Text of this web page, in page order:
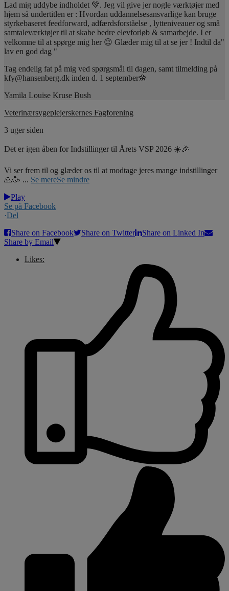
Lad mig uddybe indholdet 💚. Jeg vil give jer nogle værktøjer med
hjem så undertitlen er : Hvordan uddannelsesansvarlige kan bruge
styrkebaseret feedforward, adfærdsforståelse , lytteniveauer og små
samtaleværktøjer til at skabe bedre elevforløb & samarbejde. I er
velkomne til at spørge mig her 😉 Glæder mig til at se jer ! Indtil da"
lav en god dag "
Tag endelig fat på mig ved spørgsmål til dagen, samt tilmelding på
kfy@hansenberg.dk inden d. 1 september🌼
Yamila Louise Kruse Bush
Veterinærsygeplejerskernes Fagforening
3 uger siden
Det er igen åben for Indstillinger til Årets VSP 2026 ☀️🎉
Vi ser frem til og glæder os til at modtage jeres mange indstillinger
🙏🥳 ... Se mereSe mindre
Play
Se på Facebook
·Del
Share on Facebook
Share on Twitter
Share on Linked In
Share by Email
Likes: